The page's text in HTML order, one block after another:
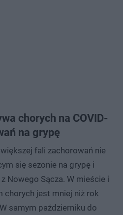
chorych na COVID-
na grypę
fali zachorowań nie
się sezonie na grypę i
Nowego Sącza. W mieście i
chorych jest mniej niż rok
samym październiku do